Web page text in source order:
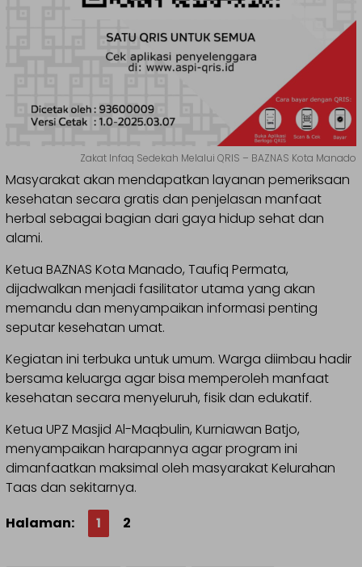
Zakat Infaq Sedekah Melalui QRIS – BAZNAS Kota Manado
Masyarakat akan mendapatkan layanan pemeriksaan
kesehatan secara gratis dan penjelasan manfaat
herbal sebagai bagian dari gaya hidup sehat dan
alami.
Ketua BAZNAS Kota Manado, Taufiq Permata,
dijadwalkan menjadi fasilitator utama yang akan
memandu dan menyampaikan informasi penting
seputar kesehatan umat.
Kegiatan ini terbuka untuk umum. Warga diimbau hadir
bersama keluarga agar bisa memperoleh manfaat
kesehatan secara menyeluruh, fisik dan edukatif.
Ketua UPZ Masjid Al-Maqbulin, Kurniawan Batjo,
menyampaikan harapannya agar program ini
dimanfaatkan maksimal oleh masyarakat Kelurahan
Taas dan sekitarnya.
Halaman:
1 2